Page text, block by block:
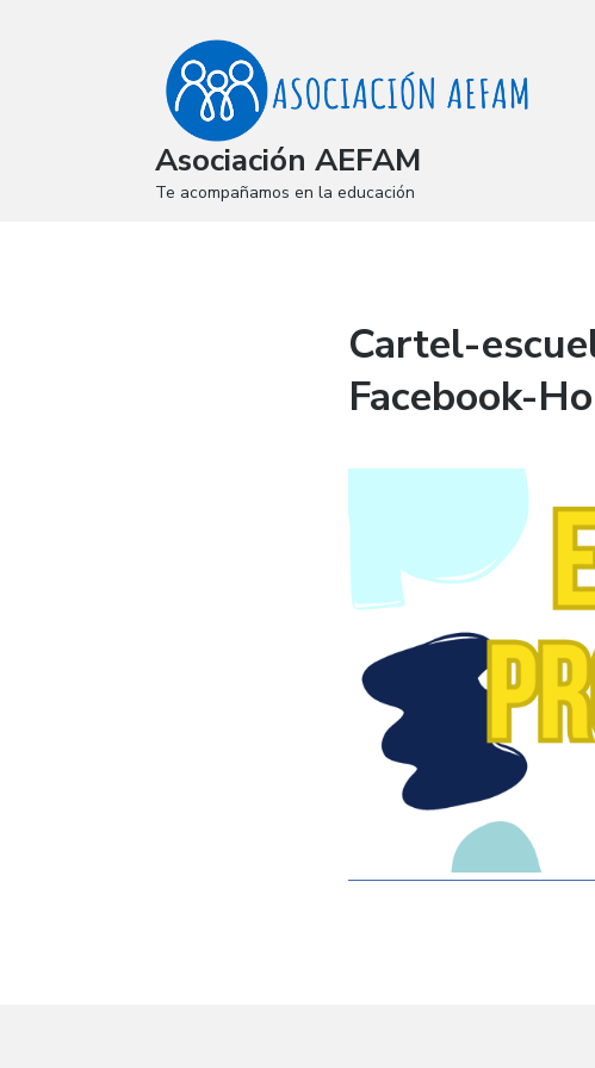
Asociación AEFAM
Te acompañamos en la educación
Cartel-
Facebook-